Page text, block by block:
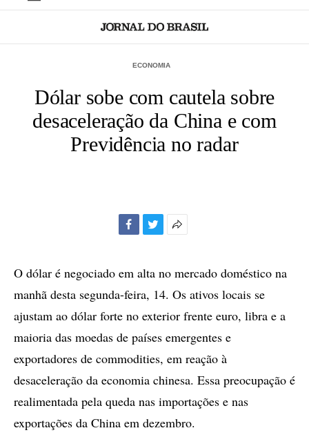
ECONOMIA
Dólar sobe com cautela sobre
desaceleração da China e com
Previdência no radar
compartilhamento
O dólar é negociado em alta no mercado doméstico na
manhã desta segunda-feira, 14. Os ativos locais se
ajustam ao dólar forte no exterior frente euro, libra e a
maioria das moedas de países emergentes e
exportadores de commodities, em reação à
desaceleração da economia chinesa. Essa preocupação é
realimentada pela queda nas importações e nas
exportações da China em dezembro.